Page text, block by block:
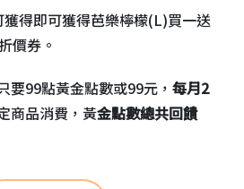
獲得即可獲得芭樂檸檬(L)買一送
價券。
要99點黃金點數或99元， 每月2
商品消費，黃金點數總共回饋